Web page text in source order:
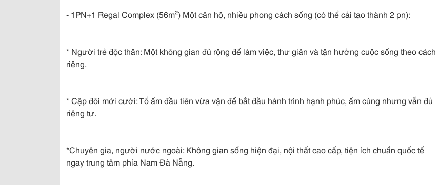
- 1PN+1 Regal Complex (56m²) Một căn hộ, nhiều phong cách sống (có thể cải tạo thành 2 pn):
* Người trẻ độc thân: Một không gian đủ rộng để làm việc, thư giãn và tận hưởng cuộc sống theo cách
riêng.
* Cặp đôi mới cưới: Tổ ấm đầu tiên vừa vặn để bắt đầu hành trình hạnh phúc, ấm cúng nhưng vẫn đủ
riêng tư.
*Chuyên gia, người nước ngoài: Không gian sống hiện đại, nội thất cao cấp, tiện ích chuẩn quốc tế
ngay trung tâm phía Nam Đà Nẵng.